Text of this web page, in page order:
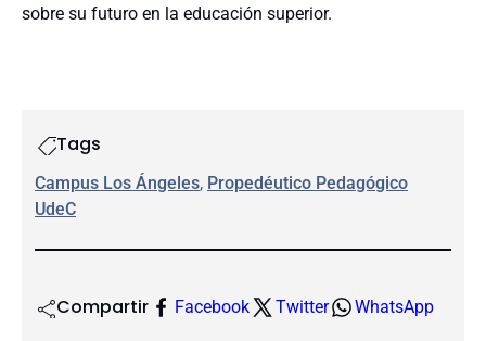
sobre su futuro en la educación superior.
Tags
Campus Los Ángeles, Propedéutico Pedagógico
UdeC
Compartir Facebook Twitter WhatsApp